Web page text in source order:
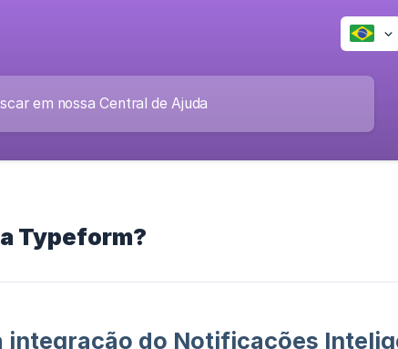
Typeform?
integração do Notificações